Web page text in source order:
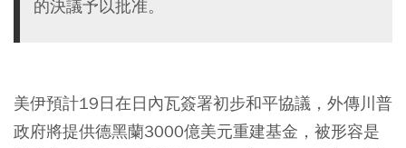
的決議予以批准。
美伊預計19日在日內瓦簽署初步和平協議，外傳川普
政府將提供德黑蘭3000億美元重建基金，被形容是